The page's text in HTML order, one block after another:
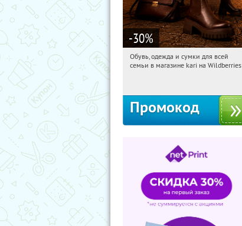
-30%
10:40:57 Получили:
Обувь, одежда и сумки для всей
семьи в магазине kari на Wildberries
Промокод